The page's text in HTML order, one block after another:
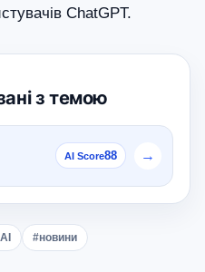
ChatGPT.
з темою
AI Score88 →
#новини